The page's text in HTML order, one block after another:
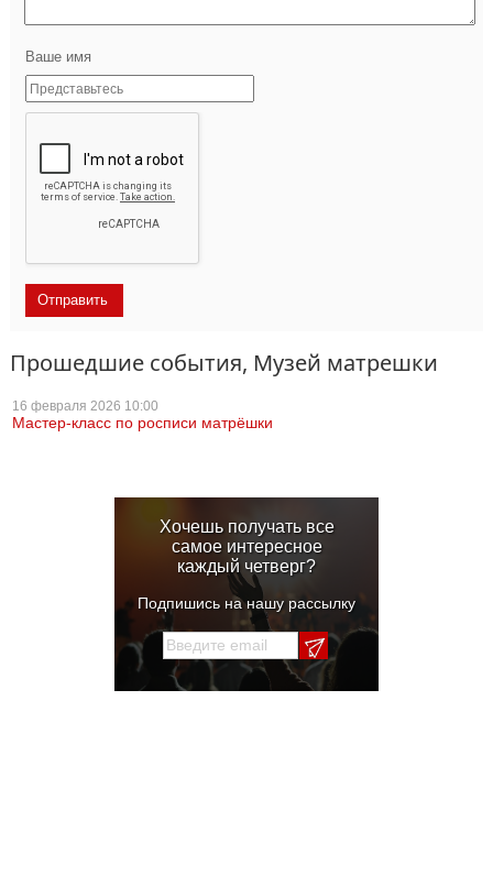
Ваше имя
Прошедшие события, Музей матрешки
16 февраля 2026 10:00
Мастер-класс по росписи матрёшки
Хочешь получать все
самое интересное
каждый четверг?
Подпишись на нашу рассылку